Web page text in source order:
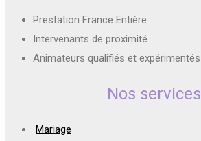
Prestation France Entière
Intervenants de proximité
Animateurs qualifiés et expérimentés
Nos services
Mariage